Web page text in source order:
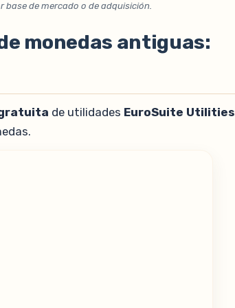
de mercado o de adquisición.
monedas antiguas:
de utilidades EuroSuite Utilities